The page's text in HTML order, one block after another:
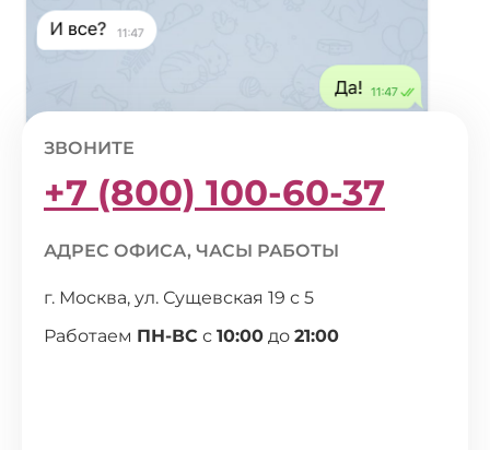
ЗВОНИТЕ
+7 (800) 100-60-37
АДРЕС ОФИСА, ЧАСЫ РАБОТЫ
г. Москва, ул. Сущевская 19 с 5
Работаем ПН-ВС с 10:00 до 21:00